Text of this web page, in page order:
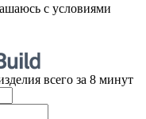
с условиями
всего за 8 минут